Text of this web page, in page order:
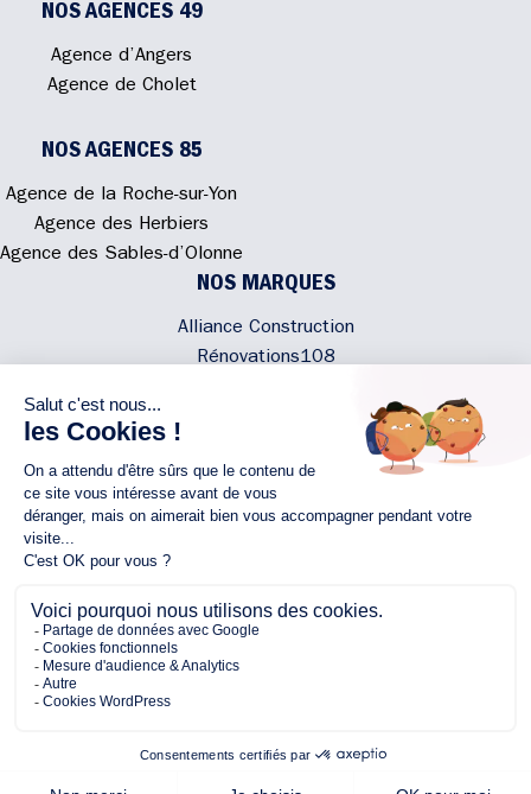
NOS AGENCES 49
Agence d’Angers
Agence de Cholet
NOS AGENCES 85
Agence de la Roche-sur-Yon
Agence des Herbiers
Agence des Sables-d’Olonne
NOS MARQUES
Alliance Construction
Rénovations108
NOUS CONTACTER
02 40 300 200
NOUS SUIVRE
Copyright © 2026 Alliance Protection des Données Personnelles